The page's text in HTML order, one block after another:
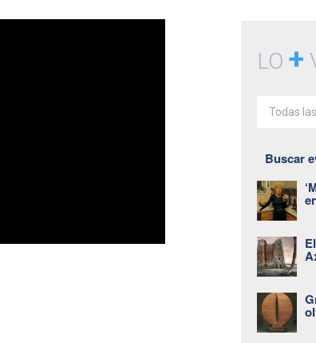
LO+
Todas
Buscar